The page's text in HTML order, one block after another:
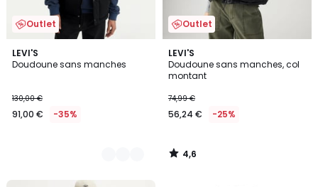
Outlet
LEVI'S
Doudoune sans manches
130,00 €
91,00 € -35%
2
Couleurs
Outlet
LEVI'S
Doudoune sans manches, col
montant
74,99 €
56,24 € -25%
4,6
/ 5
4,6
/